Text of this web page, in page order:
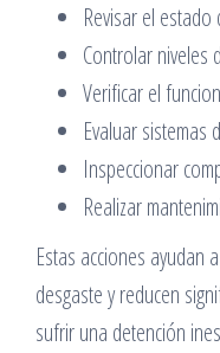
Revisar el
Controlar niveles
Verificar el
Evaluar sistemas
Inspeccionar
Realizar
Estas acciones ayudan
desgaste y reducen
sufrir una detención